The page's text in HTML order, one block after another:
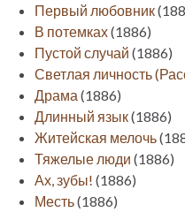
Первый любовник
В потемках(1886)
Пустой случай (1886)
Светлая личность
Драма (1886)
Длинный язык(1886)
Житейская мелочь
Тяжелые люди (1886)
Ах, зубы! (1886)
Месть(1886)